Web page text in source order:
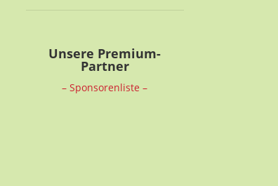
Unsere Premium-
Partner
– Sponsorenliste –